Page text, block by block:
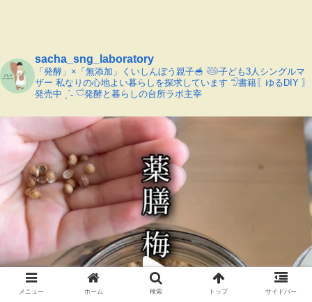
sacha_sng_laboratory
「発酵」×「無添加」くいしんぼう親子🥣 𓅸子ども3人シングルマ
ザー 私なりの心地よい暮らしを探求しています 𓅿書籍〖ゆるDIY 〗
発売中 ˎˊ˗𓎩発酵と暮らしの台所ラボ主宰
メニュー ホーム 検索 トップ サイドバー